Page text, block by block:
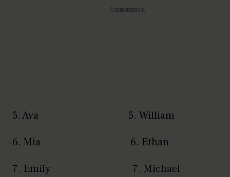
Annonce
5. Ava 5. William
6. Mia 6. Ethan
7. Emily 7. Michael